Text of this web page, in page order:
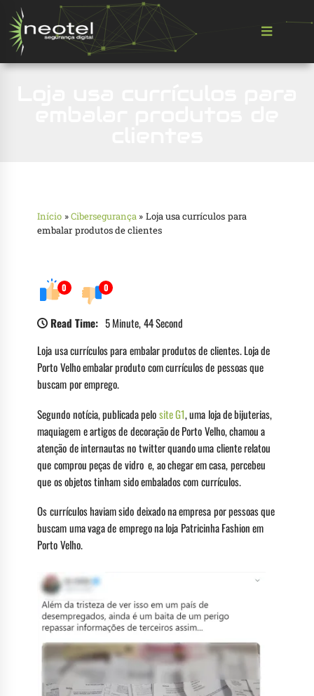
Início »Cibersegurança » Loja usa currículos para
embalar produtos de clientes
0 0
Read Time: 5 Minute, 44 Second
Loja usa currículos para embalar produtos de clientes. Loja de
Porto Velho embalar produto com currículos de pessoas que
buscam por emprego.
Segundo notícia, publicada pelosite G1, uma loja de bijuterias,
maquiagem e artigos de decoração de Porto Velho, chamou a
atenção de internautas no twitter quando uma cliente relatou
que comprou peças de vidro e, ao chegar em casa, percebeu
que os objetos tinham sido embalados com currículos.
Os currículos haviam sido deixado na empresa por pessoas que
buscam uma vaga de emprego na loja Patricinha Fashion em
Porto Velho.